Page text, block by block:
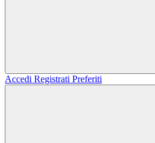
Accedi Registrati Preferiti